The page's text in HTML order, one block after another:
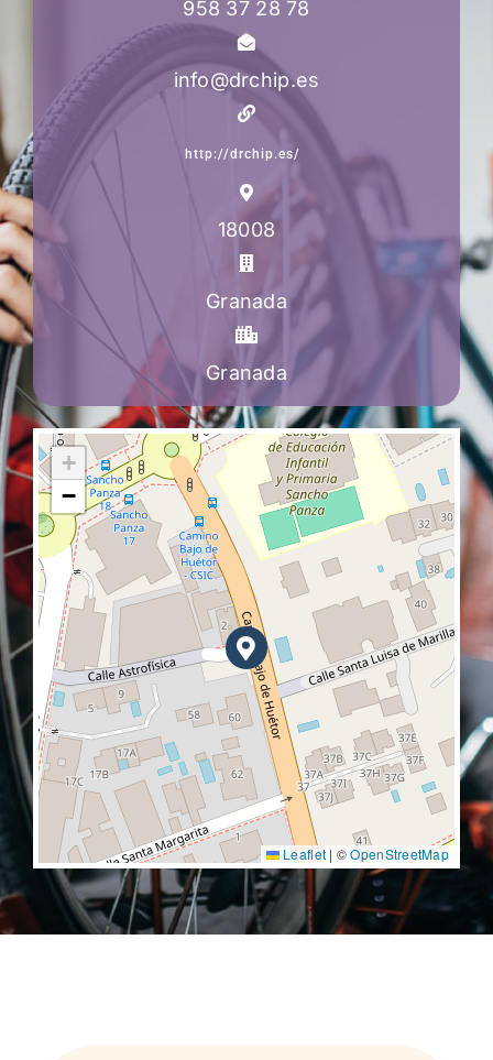
958 37 28 78
info@drchip.es
http://drchip.es/
18008
Granada
Granada
+
−
Leaflet | ©OpenStreetMap